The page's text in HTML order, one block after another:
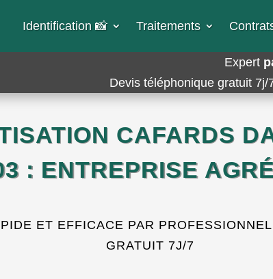
Identification 📸​ Traitements
Expert
Devis téléphonique gratuit 7j/
CAFARDS
: ENTREPRISE
ET EFFICACE PAR
GRATUIT 7J/7